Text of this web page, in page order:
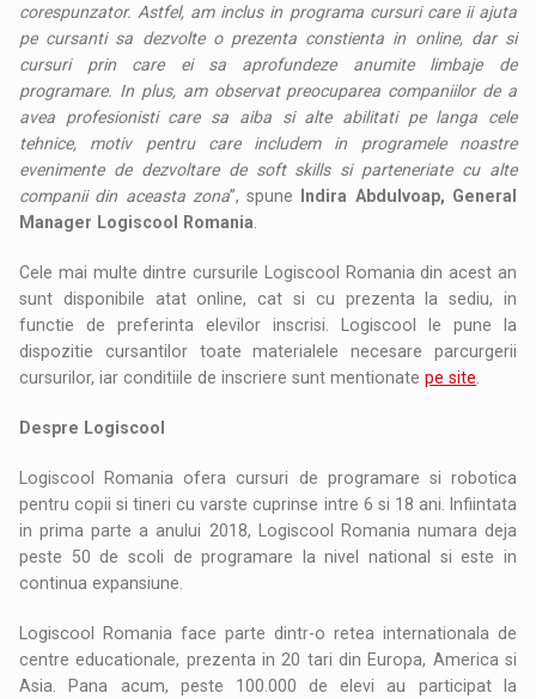
corespunzator. Astfel, am inclus in programa cursuri care ii ajuta
pe cursanti sa dezvolte o prezenta constienta in online, dar si
cursuri prin care ei sa aprofundeze anumite limbaje de
programare. In plus, am observat preocuparea companiilor de a
avea profesionisti care sa aiba si alte abilitati pe langa cele
tehnice, motiv pentru care includem in programele noastre
evenimente de dezvoltare de soft skills si parteneriate cu alte
companii din aceasta zona”, spune
Indira Abdulvoap, General
Manager Logiscool Romania
Cele mai multe dintre cursurile Logiscool Romania din acest an
sunt disponibile atat online, cat si cu prezenta la sediu, in
functie de preferinta elevilor inscrisi. Logiscool le pune la
dispozitie cursantilor toate materialele necesare parcurgerii
cursurilor, iar conditiile de inscriere sunt mentionatepe site
Despre Logiscool
Logiscool Romania ofera cursuri de programare si robotica
pentru copii si tineri cu varste cuprinse intre 6 si 18 ani. Infiintata
in prima parte a anului 2018, Logiscool Romania numara deja
peste 50 de scoli de programare la nivel national si este in
continua expansiune.
Logiscool Romania face parte dintr-o retea internationala de
centre educationale, prezenta in 20 tari din Europa, America si
Asia. Pana acum, peste 100.000 de elevi au participat la